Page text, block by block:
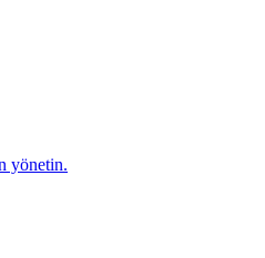
yönetin.